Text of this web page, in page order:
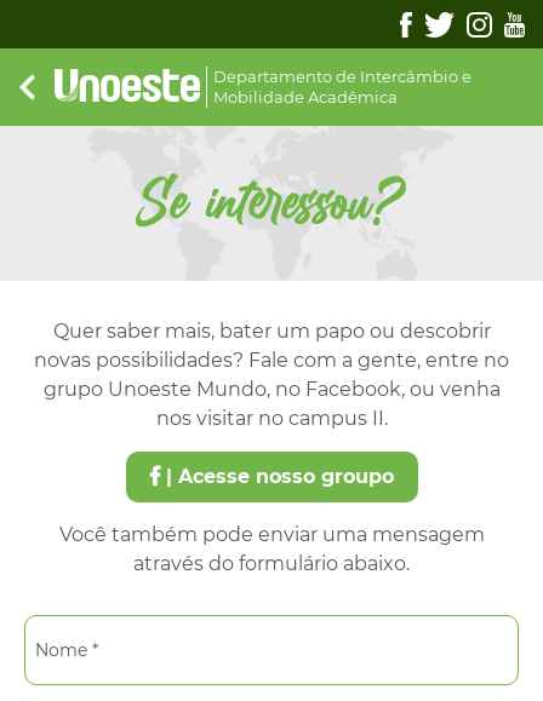
Departamento de Intercâmbio e
Mobilidade Acadêmica
Se interessou?
Quer saber mais, bater um papo ou descobrir
novas possibilidades? Fale com a gente, entre no
grupo Unoeste Mundo, no Facebook, ou venha
nos visitar no campus II.
| Acesse nosso groupo
Você também pode enviar uma mensagem
através do formulário abaixo.
Nome *